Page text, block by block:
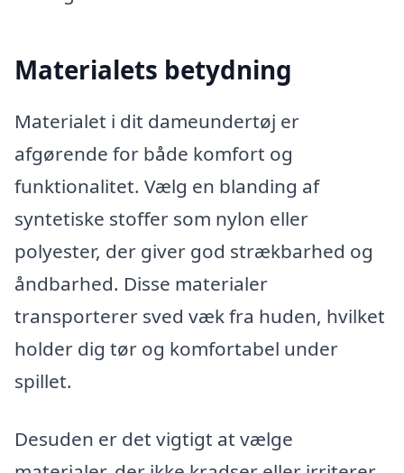
Materialets betydning
Materialet i dit dameundertøj er
afgørende for både komfort og
funktionalitet. Vælg en blanding af
syntetiske stoffer som nylon eller
polyester, der giver god strækbarhed og
åndbarhed. Disse materialer
transporterer sved væk fra huden, hvilket
holder dig tør og komfortabel under
spillet.
Desuden er det vigtigt at vælge